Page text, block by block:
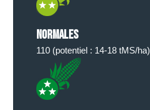
Normales
110 (potentiel : 14-18 tMS/ha)